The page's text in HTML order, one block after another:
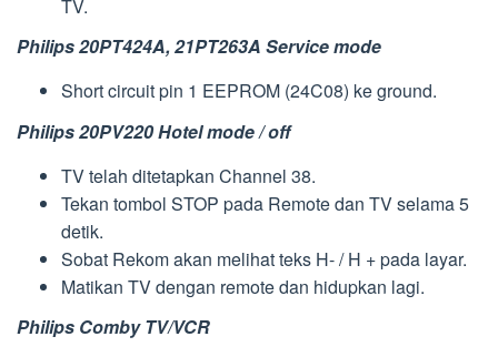
TV.
Philips 20PT424A, 21PT263A Service mode
Short circuit pin 1 EEPROM (24C08) ke ground.
Philips 20PV220 Hotel mode / off
TV telah ditetapkan Channel 38.
Tekan tombol STOP pada Remote dan TV selama 5
detik.
Sobat Rekom akan melihat teks H- / H + pada layar.
Matikan TV dengan remote dan hidupkan lagi.
Philips Comby TV/VCR